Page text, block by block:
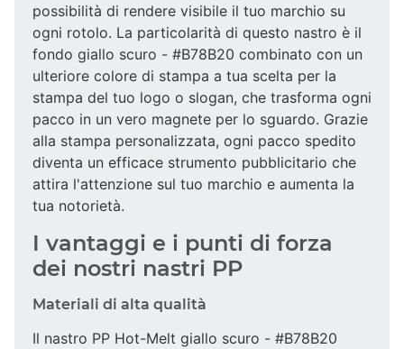
possibilità di rendere visibile il tuo marchio su
ogni rotolo. La particolarità di questo nastro è il
fondo giallo scuro - #B78B20 combinato con un
ulteriore colore di stampa a tua scelta per la
stampa del tuo logo o slogan, che trasforma ogni
pacco in un vero magnete per lo sguardo. Grazie
alla stampa personalizzata, ogni pacco spedito
diventa un efficace strumento pubblicitario che
attira l'attenzione sul tuo marchio e aumenta la
tua notorietà.
I vantaggi e i punti di forza
dei nostri nastri PP
Materiali di alta qualità
Il nastro PP Hot-Melt giallo scuro - #B78B20